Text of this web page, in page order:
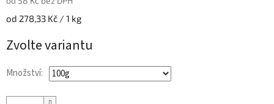
Měrná
od 278,33 Kč / 1 kg
Zvolte variantu
Množství: